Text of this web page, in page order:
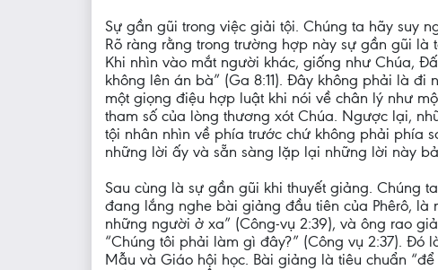
Sự gần gũi trong việc giải tội. Chúng ta hãy suy
Rõ ràng rằng trong trường hợp này sự gần gũi
Khi nhìn vào mắt người khác, giống như Chúa,
không lên án bà” (Ga 8:11). Đây không phải là
một giọng điệu hợp luật khi nói về chân lý như
tham số của lòng thương xót Chúa. Ngược lại,
tội nhân nhìn về phía trước chứ không phải phía
những lời ấy và sẵn sàng lặp lại những lời này
Sau cùng là sự gần gũi khi thuyết giảng. Chúng
đang lắng nghe bài giảng đầu tiên của Phêrô, là
những người ở xa” (Công-vụ 2:39), và ông rao
“Chúng tôi phải làm gì đây?” (Công vụ 2:37).
Mẫu và Giáo hội học. Bài giảng là tiêu chuẩn